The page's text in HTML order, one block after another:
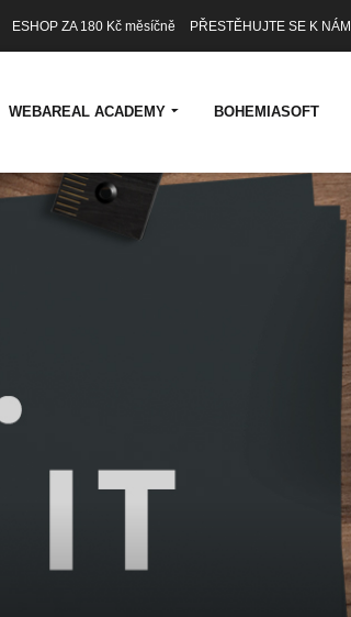
ESHOP ZA 180 Kč měsíčně PŘESTĚHUJTE SE K NÁM
WEBAREAL ACADEMY BOHEMIASOFT